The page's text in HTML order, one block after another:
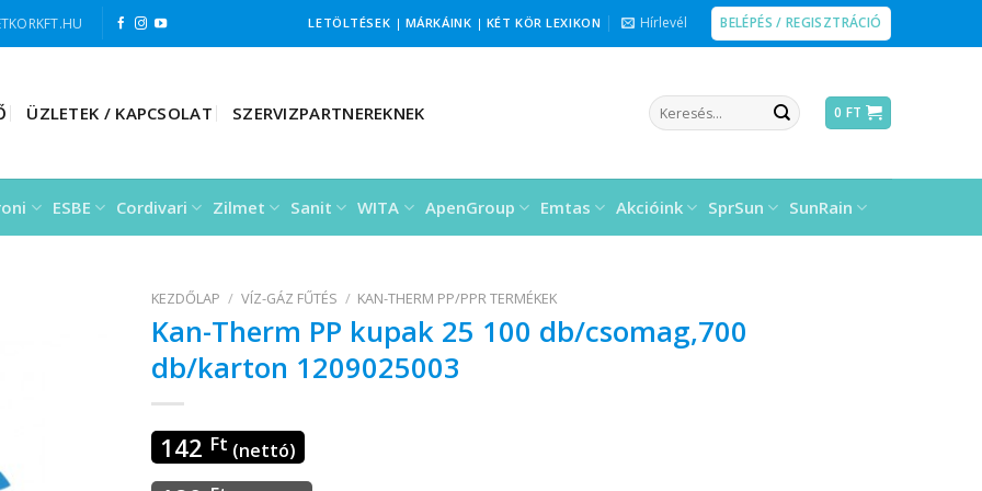
LETÖLTÉSEK | MÁRKÁINK | KÉT KÖR LEXIKON Hírlevél BELÉPÉS / REGISZTRÁCIÓ
ÜZLETEK / KAPCSOLAT SZERVIZPARTNEREKNEK
Keresés
a
0 FT
ESBE Cordivari Zilmet Sanit WITA ApenGroup Emtas Akcióink SprSun SunRain
KEZDŐLAP / VÍZ-GÁZ FŰTÉS / KAN-THERM PP/PPR TERMÉKEK
Kan-Therm PP kupak 25 100 db/csomag,700
db/karton 1209025003
142 Ft (nettó)